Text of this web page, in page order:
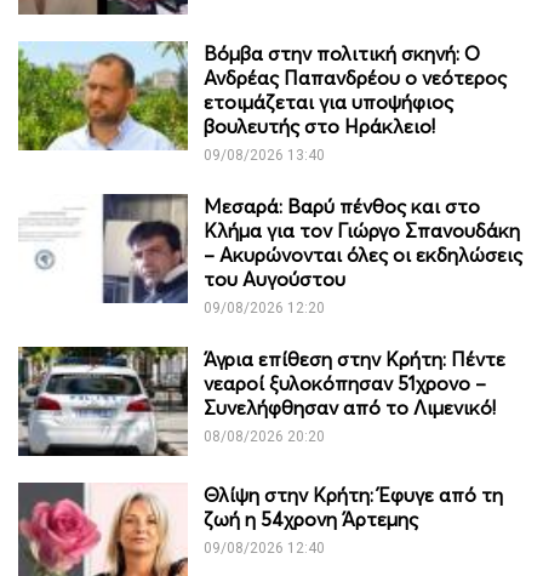
Βόμβα στην πολιτική σκηνή: Ο
Ανδρέας Παπανδρέου ο νεότερος
ετοιμάζεται για υποψήφιος
βουλευτής στο Ηράκλειο!
09/08/2026 13:40
Μεσαρά: Βαρύ πένθος και στο
Κλήμα για τον Γιώργο Σπανουδάκη
– Ακυρώνονται όλες οι εκδηλώσεις
του Αυγούστου
09/08/2026 12:20
Άγρια επίθεση στην Κρήτη: Πέντε
νεαροί ξυλοκόπησαν 51χρονο –
Συνελήφθησαν από το Λιμενικό!
08/08/2026 20:20
Θλίψη στην Κρήτη: Έφυγε από τη
ζωή η 54χρονη Άρτεμης
09/08/2026 12:40